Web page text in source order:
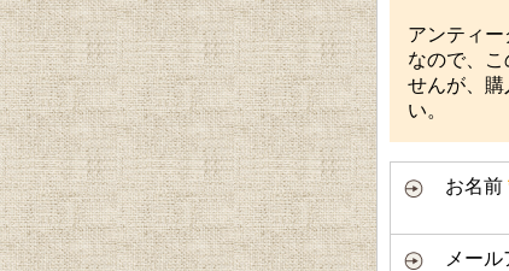
アンティ
なので、
せんが、購
い。
お名前
メール